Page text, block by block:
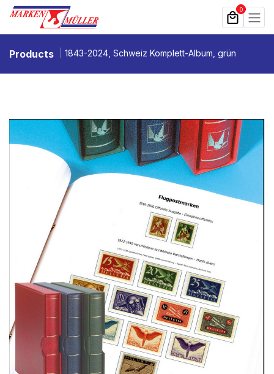
Zum Inhalt springen 0
Products 1843-2024, Schweiz Komplett-Album, grün